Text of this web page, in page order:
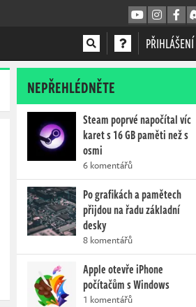
PŘIHLÁŠENÍ
NEPŘEHLÉDNĚTE
Steam poprvé napočítal víc
karet s 16 GB paměti než s
osmi
6 komentářů
Po grafikách a pamětech
přijdou na řadu základní
desky
8 komentářů
Apple otevře iPhone
počítačům s Windows
1 komentářů